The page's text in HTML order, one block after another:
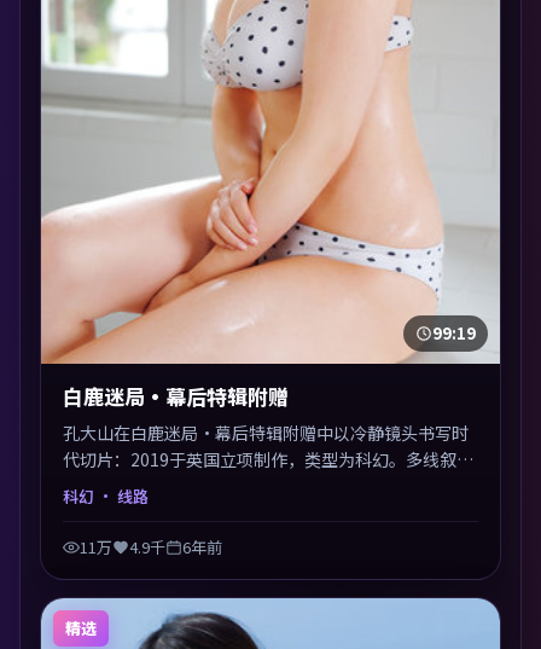
99:19
白鹿迷局·幕后特辑附赠
孔大山在白鹿迷局·幕后特辑附赠中以冷静镜头书写时
代切片：2019于英国立项制作，类型为科幻。多线叙事
交汇于终局，真相与救赎并行，适合喜欢细读表演的影
像。
科幻 · 线路
11万 4.9千 6年前
精选